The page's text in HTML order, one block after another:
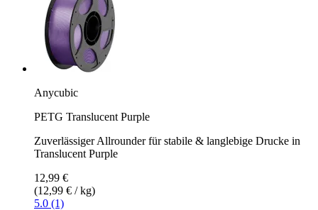
Anycubic
PETG Translucent Purple
Zuverlässiger Allrounder für stabile & langlebige Drucke in
Translucent Purple
12,99 €
(12,99 € / kg)
5.0 (1)